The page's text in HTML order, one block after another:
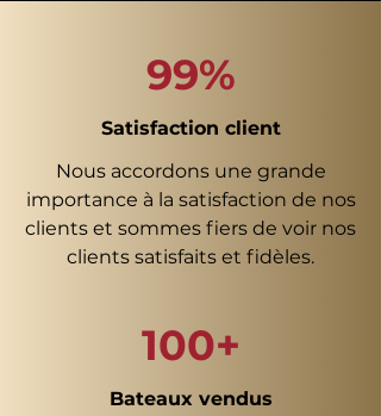
99%
Satisfaction client
Nous accordons une grande
importance à la satisfaction de nos
clients et sommes fiers de voir nos
clients satisfaits et fidèles.
100+
Bateaux vendus